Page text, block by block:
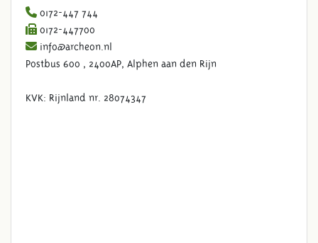
0172-447 744
0172-447700
info@archeon.nl
Postbus 600 , 2400AP, Alphen aan den Rijn
KVK: Rijnland nr. 28074347